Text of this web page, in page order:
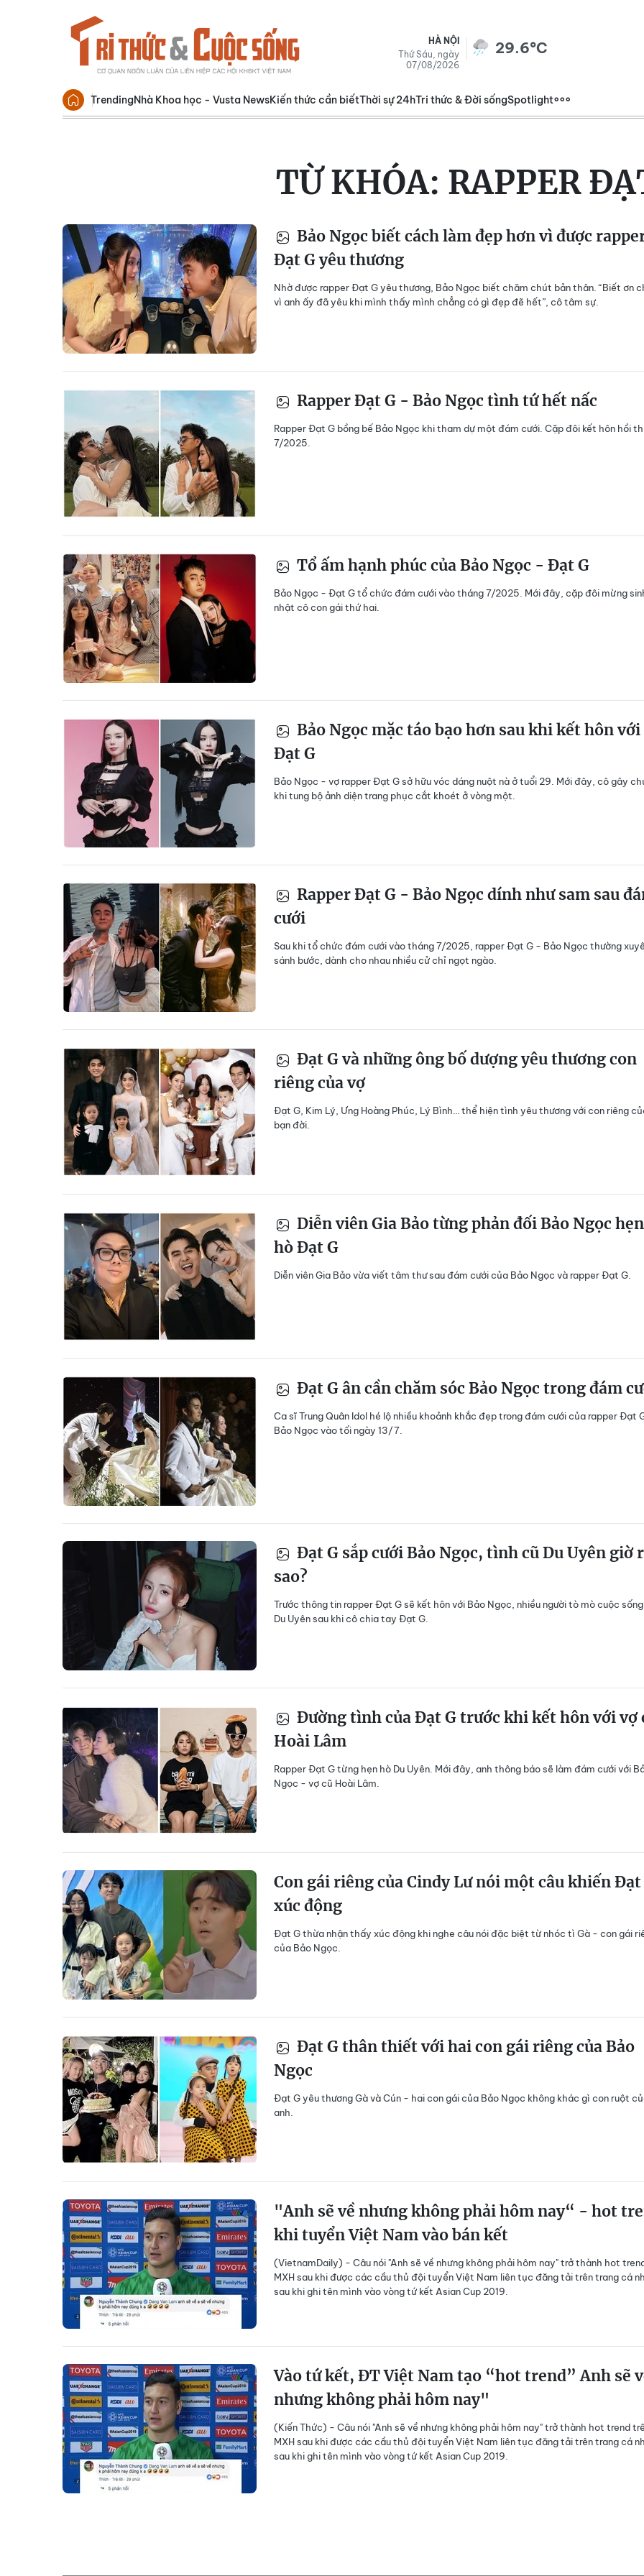
HÀ NỘI
Thứ Sáu, ngày
07/08/2026
29.6°C
TrendingNhà Khoa học - Vusta NewsKiến thức cần biếtThời sự 24hTri thức & Đời sốngSpotlight
TỪ KHÓA: RAPPER
Bảo Ngọc biết cách làm đẹp hơn vì được
Đạt G yêu thương
Nhờ được rapper Đạt G yêu thương, Bảo Ngọc biết chăm chút bản thân. “Biết ơn
vì anh ấy đã yêu khi mình thấy mình chẳng có gì đẹp đẽ hết”, cô tâm sự.
Rapper Đạt G - Bảo Ngọc tình tứ hết nấc
Rapper Đạt G bồng bế Bảo Ngọc khi tham dự một đám cưới. Cặp đôi kết hôn hồi
7/2025.
Tổ ấm hạnh phúc của Bảo Ngọc - Đạt G
Bảo Ngọc - Đạt G tổ chức đám cưới vào tháng 7/2025. Mới đây, cặp đôi mừng
nhật cô con gái thứ hai.
Bảo Ngọc mặc táo bạo hơn sau khi kết hôn với
Đạt G
Bảo Ngọc - vợ rapper Đạt G sở hữu vóc dáng nuột nà ở tuổi 29. Mới đây, cô gây
khi tung bộ ảnh diện trang phục cắt khoét ở vòng một.
Rapper Đạt G - Bảo Ngọc dính như sam sau
cưới
Sau khi tổ chức đám cưới vào tháng 7/2025, rapper Đạt G - Bảo Ngọc thường
sánh bước, dành cho nhau nhiều cử chỉ ngọt ngào.
Đạt G và những ông bố dượng yêu thương con
riêng của vợ
Đạt G, Kim Lý, Ưng Hoàng Phúc, Lý Bình… thể hiện tình yêu thương với con riêng
bạn đời.
Diễn viên Gia Bảo từng phản đối Bảo Ngọc hẹn
hò Đạt G
Diễn viên Gia Bảo vừa viết tâm thư sau đám cưới của Bảo Ngọc và rapper Đạt G.
Đạt G ân cần chăm sóc Bảo Ngọc trong đám
Ca sĩ Trung Quân Idol hé lộ nhiều khoảnh khắc đẹp trong đám cưới của rapper Đạt
Bảo Ngọc vào tối ngày 13/7.
Đạt G sắp cưới Bảo Ngọc, tình cũ Du Uyên giờ
sao?
Trước thông tin rapper Đạt G sẽ kết hôn với Bảo Ngọc, nhiều người tò mò cuộc
Du Uyên sau khi cô chia tay Đạt G.
Đường tình của Đạt G trước khi kết hôn với vợ
Hoài Lâm
Rapper Đạt G từng hẹn hò Du Uyên. Mới đây, anh thông báo sẽ làm đám cưới với
Ngọc - vợ cũ Hoài Lâm.
Con gái riêng của Cindy Lư nói một câu khiến Đạt
xúc động
Đạt G thừa nhận thấy xúc động khi nghe câu nói đặc biệt từ nhóc tì Gà - con gái
của Bảo Ngọc.
Đạt G thân thiết với hai con gái riêng của Bảo
Ngọc
Đạt G yêu thương Gà và Cún - hai con gái của Bảo Ngọc không khác gì con ruột
anh.
"Anh sẽ về nhưng không phải hôm nay“ - hot
khi tuyển Việt Nam vào bán kết
(VietnamDaily) - Câu nói "Anh sẽ về nhưng không phải hôm nay" trở thành hot
MXH sau khi được các cầu thủ đội tuyển Việt Nam liên tục đăng tải trên trang cá
sau khi ghi tên mình vào vòng tứ kết Asian Cup 2019.
Vào tứ kết, ĐT Việt Nam tạo “hot trend” Anh sẽ
nhưng không phải hôm nay"
(Kiến Thức) - Câu nói "Anh sẽ về nhưng không phải hôm nay" trở thành hot trend
MXH sau khi được các cầu thủ đội tuyển Việt Nam liên tục đăng tải trên trang cá
sau khi ghi tên mình vào vòng tứ kết Asian Cup 2019.